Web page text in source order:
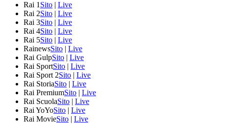
Rai 1 Sito | Live
Rai 2Sito | Live
Rai 3Sito | Live
Rai 4Sito | Live
Rai 5Sito | Live
RainewsSito | Live
Rai GulpSito | Live
Rai SportSito | Live
Rai Sport 2Sito | Live
Rai StoriaSito | Live
Rai PremiumSito | Live
Rai ScuolaSito | Live
Rai YoYoSito | Live
Rai MovieSito | Live